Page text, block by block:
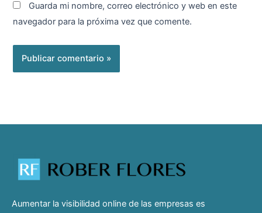
Guarda mi nombre, correo electrónico y web en este
navegador para la próxima vez que comente.
Aumentar la visibilidad online de las empresas es